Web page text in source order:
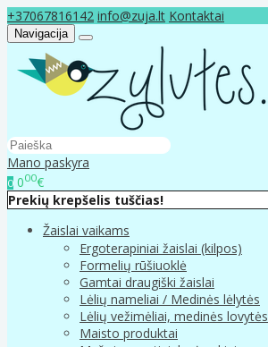
+37067816142 info@zuja.lt Kontaktai
Navigacija
Mano paskyra
0 000€
Prekių krepšelis tuščias!
Žaislai vaikams
Ergoterapiniai žaislai (kilpos)
Formelių rūšiuoklė
Gamtai draugiški žaislai
Lėlių nameliai / Medinės lėlytės
Lėlių vežimėliai, medinės lovytės
Maisto produktai